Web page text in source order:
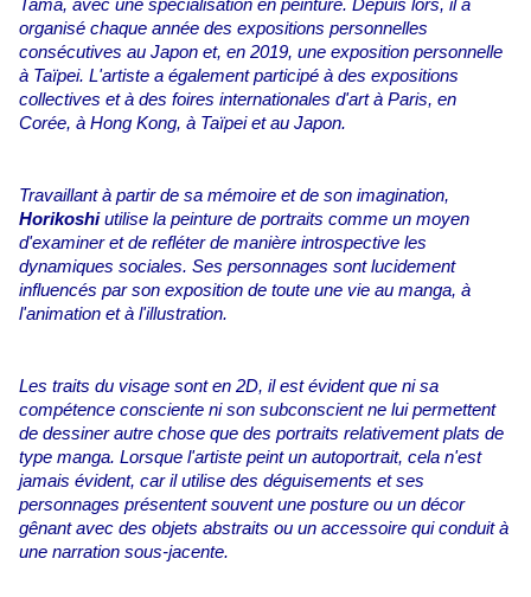
Tama, avec une spécialisation en peinture. Depuis lors, il a
organisé chaque année des expositions personnelles
consécutives au Japon et, en 2019, une exposition personnelle
à Taïpei. L'artiste a également participé à des expositions
collectives et à des foires internationales d'art à Paris, en
Corée, à Hong Kong, à Taïpei et au Japon.
Travaillant à partir de sa mémoire et de son imagination,
Horikoshiutilise la peinture de portraits comme un moyen
d'examiner et de refléter de manière introspective les
dynamiques sociales. Ses personnages sont lucidement
influencés par son exposition de toute une vie au manga, à
l'animation et à l'illustration.
Les traits du visage sont en 2D, il est évident que ni sa
compétence consciente ni son subconscient ne lui permettent
de dessiner autre chose que des portraits relativement plats de
type manga. Lorsque l'artiste peint un autoportrait, cela n'est
jamais évident, car il utilise des déguisements et ses
personnages présentent souvent une posture ou un décor
gênant avec des objets abstraits ou un accessoire qui conduit à
une narration sous-jacente.